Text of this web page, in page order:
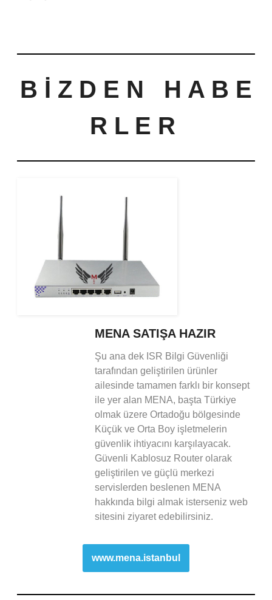
B İ Z D E N H A B E
R L E R
MENA SATIŞA HAZIR
Şu ana dek ISR Bilgi Güvenliği
tarafından geliştirilen ürünler
ailesinde tamamen farklı bir konsept
ile yer alan MENA, başta Türkiye
olmak üzere Ortadoğu bölgesinde
Küçük ve Orta Boy işletmelerin
güvenlik ihtiyacını karşılayacak.
Güvenli Kablosuz Router olarak
geliştirilen ve güçlü merkezi
servislerden beslenen MENA
hakkında bilgi almak isterseniz web
sitesini ziyaret edebilirsiniz.
www.mena.istanbul